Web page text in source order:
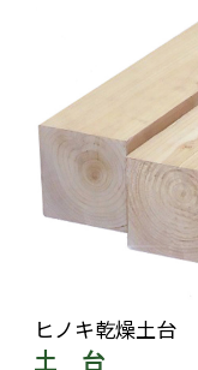
ヒノキ乾燥土台
土 台